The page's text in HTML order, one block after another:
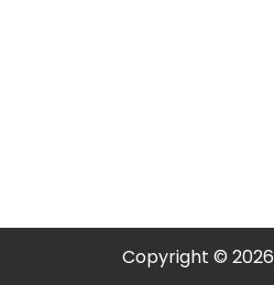
Copyright © 2026